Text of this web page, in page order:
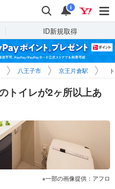
検索 通知
i
ID新規取得
八王子市 京王片倉駅
トイレが2ヶ所以上あ
一部の画像提供：アフロ